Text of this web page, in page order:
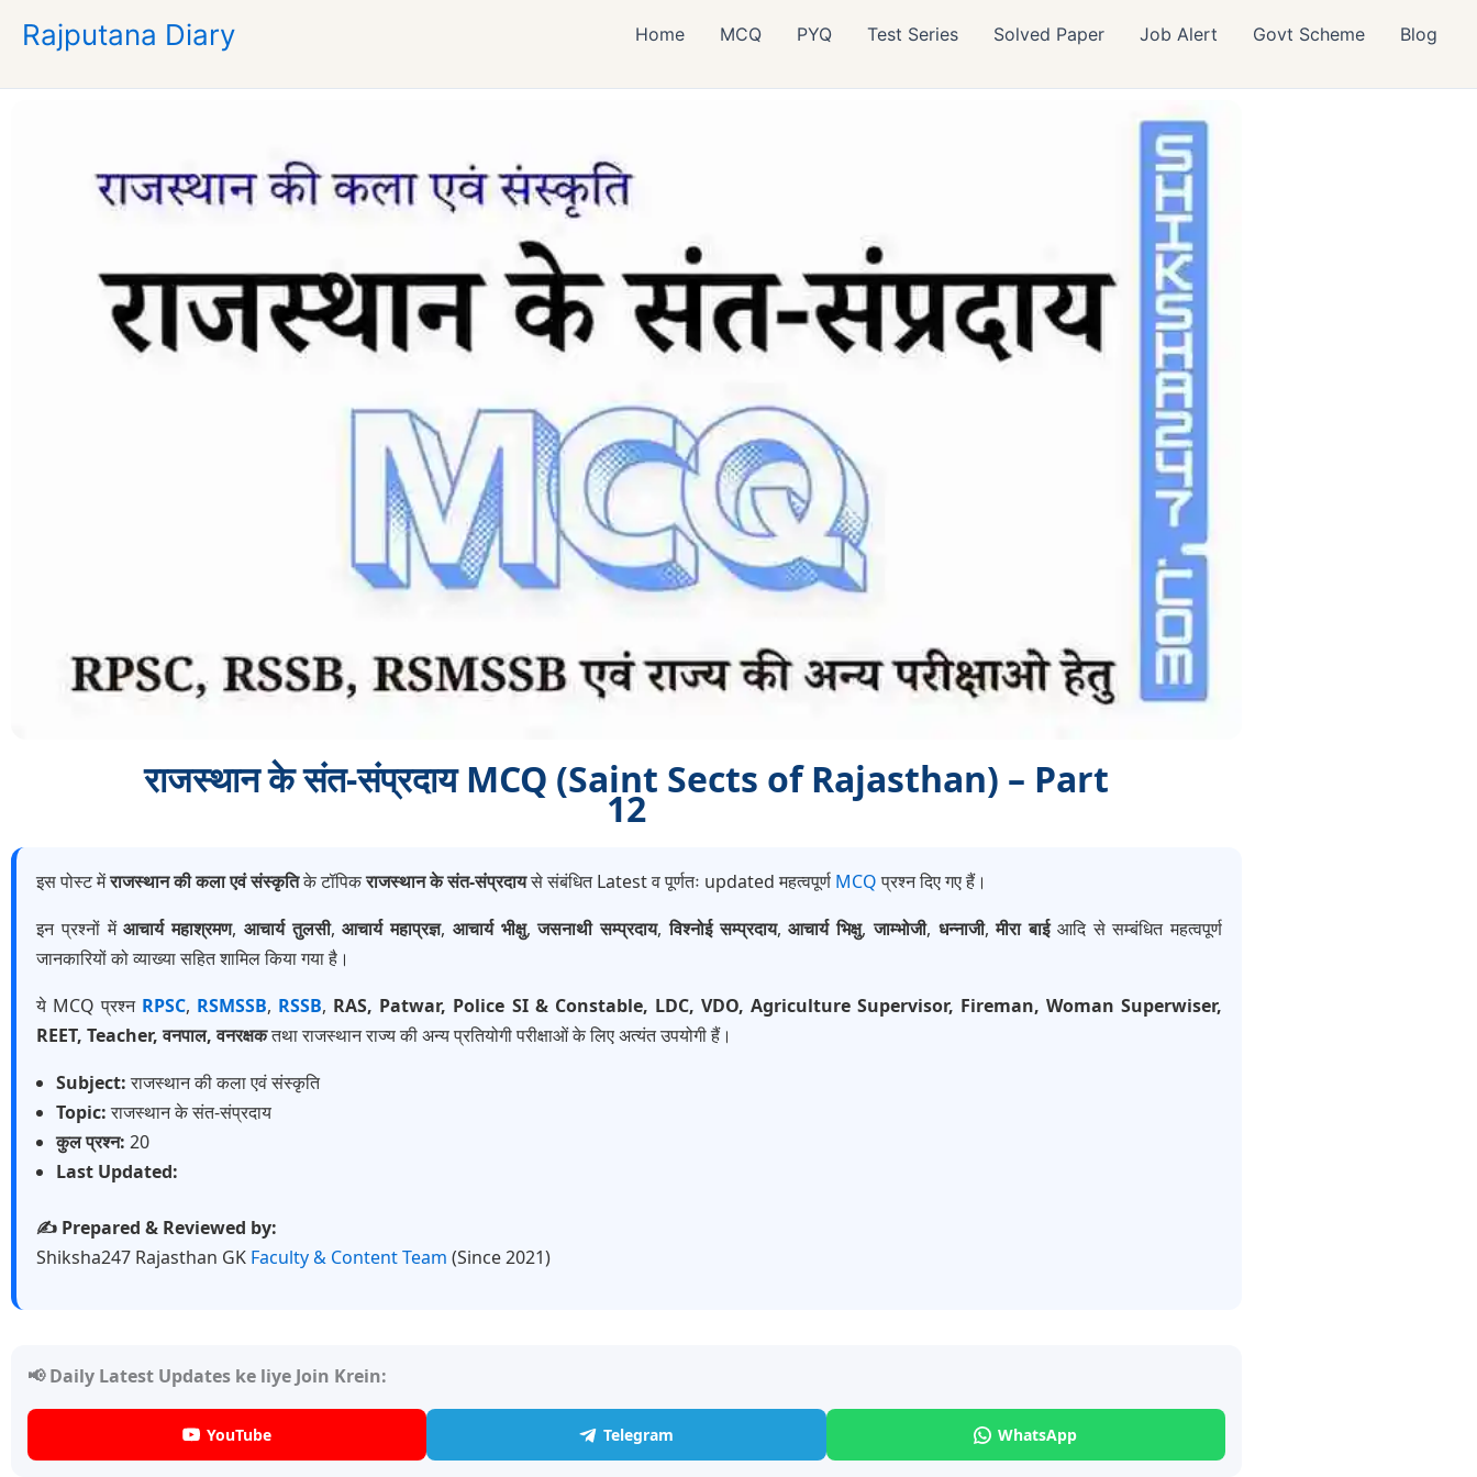
Rajputana Diary Home MCQ PYQ Test Series Solved Paper Job Alert Govt Scheme Blog
राजस्थान के संत-संप्रदाय MCQ (Saint Sects of Rajasthan) – Part
12
इस पोस्ट मेंराजस्थान की कला एवं संस्कृतिके टॉपिकराजस्थान के संत-संप्रदायसे संबंधित Latest व पूर्णतः updated महत्वपूर्ण MCQप्रश्न दिए गए हैं।
इन प्रश्नों मेंआचार्य महाश्रमण, आचार्य तुलसी,आचार्य महाप्रज्ञ, आचार्य भीक्षु,जसनाथी सम्प्रदाय,विश्नोई सम्प्रदाय,आचार्य भिक्षु,जाम्भोजी, धन्नाजी,मीरा बाईआदि से सम्बंधित महत्वपूर्ण
जानकारियों को व्याख्या सहित शामिल किया गया है।
ये MCQ प्रश्न RPSC, RSMSSB, RSSB, RAS, Patwar, Police SI & Constable, LDC, VDO, Agriculture Supervisor, Fireman, Woman Superwiser,
REET, Teacher, वनपाल, वनरक्षकतथा राजस्थान राज्य की अन्य प्रतियोगी परीक्षाओं के लिए अत्यंत उपयोगी हैं।
Subject:राजस्थान की कला एवं संस्कृति
Topic:राजस्थान के संत-संप्रदाय
कुल प्रश्न: 20
Last Updated:
✍️ Prepared & Reviewed by:
Shiksha247 Rajasthan GK Faculty & Content Team (Since 2021)
📢 Daily Latest Updates ke liye Join Krein:
YouTube Telegram WhatsApp